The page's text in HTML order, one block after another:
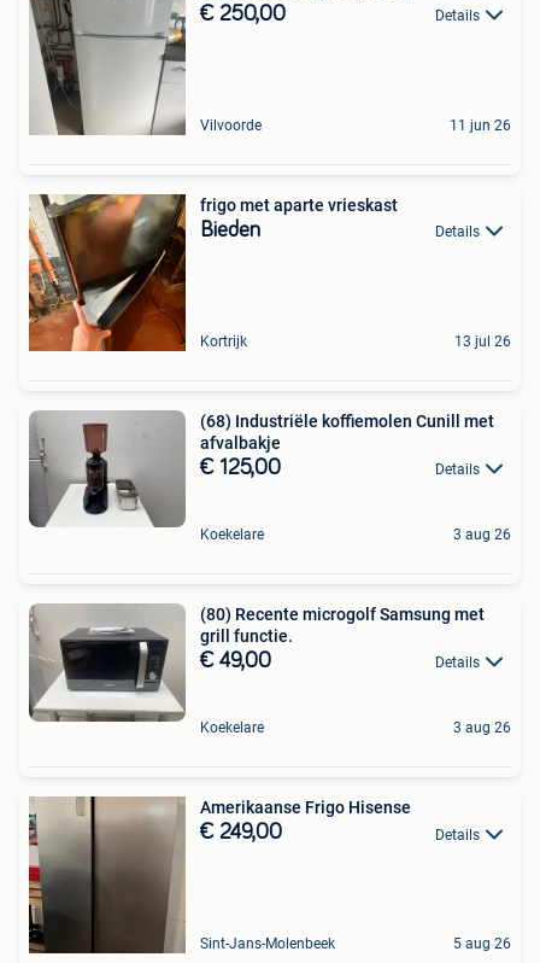
€ 250,00 Details
Vilvoorde 11 jun 26
frigo met aparte vrieskast
Bieden Details
Kortrijk 13 jul 26
(68) Industriële koffiemolen Cunill met
afvalbakje
€ 125,00 Details
Koekelare 3 aug 26
(80) Recente microgolf Samsung met
grill functie.
€ 49,00 Details
Koekelare 3 aug 26
Amerikaanse Frigo Hisense
€ 249,00 Details
Sint-Jans-Molenbeek 5 aug 26